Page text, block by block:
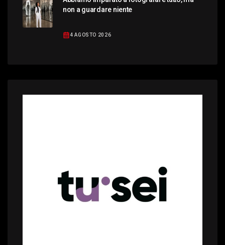
non a guardare niente
4 AGOSTO 2026